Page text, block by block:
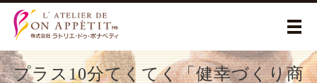
メ
プラス10分てくてく「健幸づくり商